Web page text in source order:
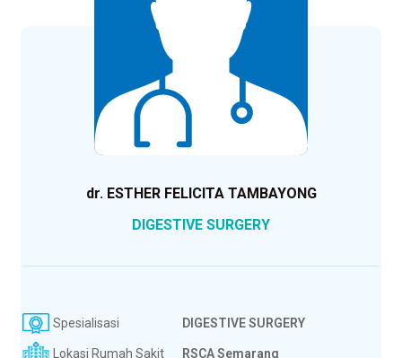
dr. ESTHER FELICITA TAMBAYONG
DIGESTIVE SURGERY
Spesialisasi DIGESTIVE SURGERY
Lokasi Rumah Sakit RSCA Semarang